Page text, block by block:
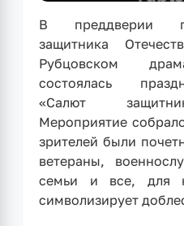
В преддверии
защитника
Рубцовском
состоялась
«Салют
Мероприятие
зрителей были
ветераны,
семьи и все, для
символизирует